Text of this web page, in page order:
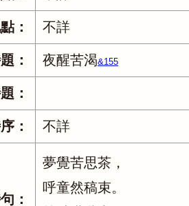
： 不詳
： 夜醒苦渴&155
：
： 不詳
：
夢覺苦思茶，
呼童然稿束。